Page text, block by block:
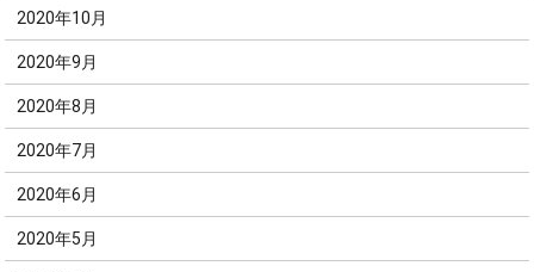
2020年10月
2020年9月
2020年8月
2020年7月
2020年6月
2020年5月